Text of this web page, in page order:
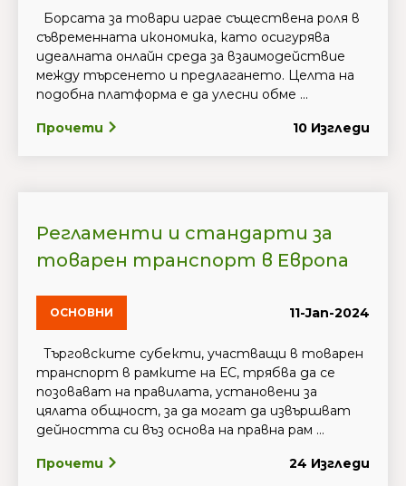
Борсата за товари играе съществена роля в
съвременната икономика, като осигурява
идеалната онлайн среда за взаимодействие
между търсенето и предлагането. Целта на
подобна платформа е да улесни обме ...
Прочети 10 Изгледи
Регламенти и стандарти за
товарен транспорт в Европа
ОСНОВНИ 11-Jan-2024
Търговските субекти, участващи в товарен
транспорт в рамките на ЕС, трябва да се
позовават на правилата, установени за
цялата общност, за да могат да извършват
дейността си въз основа на правна рам ...
Прочети 24 Изгледи